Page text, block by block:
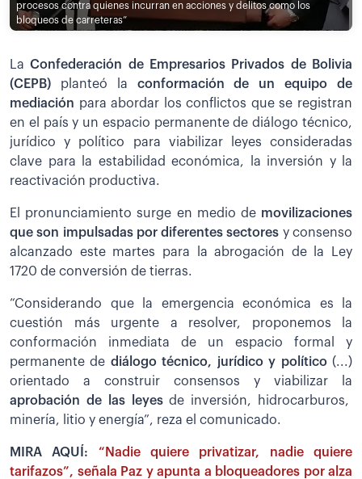
procesos contra quienes incurran en acciones y delitos como los
bloqueos de carreteras”
LaConfederación de Empresarios Privados de Bolivia
(CEPB) planteó la conformación de un equipo de
mediación para abordar los conflictos que se registran
en el país y un espacio permanente de diálogo técnico,
jurídico y político para viabilizar leyes consideradas
clave para la estabilidad económica, la inversión y la
reactivación productiva.
El pronunciamiento surge en medio de movilizaciones
que son impulsadas por diferentes sectores y consenso
alcanzado este martes para la abrogación de la Ley
1720 de conversión de tierras.
“Considerando que la emergencia económica es la
cuestión más urgente a resolver, proponemos la
conformación inmediata de un espacio formal y
permanente de diálogo técnico, jurídico y político(...)
orientado a construir consensos y viabilizar la
aprobación de las leyesde inversión, hidrocarburos,
minería, litio y energía”, reza el comunicado.
MIRA AQUÍ: “Nadie quiere privatizar, nadie quiere
tarifazos”, señala Paz y apunta a bloqueadores por alza